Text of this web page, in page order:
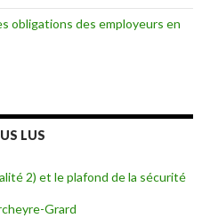
obligations des employeurs en
LUS
2) et le plafond de la sécurité
Grard